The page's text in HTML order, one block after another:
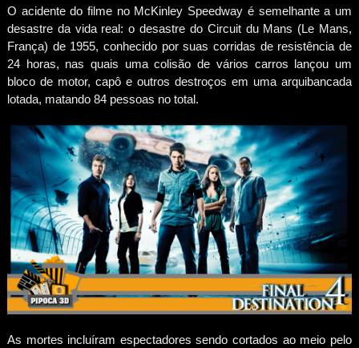
O acidente do filme no McKinley Speedway é semelhante a um
desastre da vida real: o desastre do Circuit du Mans (Le Mans,
França) de 1955, conhecido por suas corridas de resistência de
24 horas, nas quais uma colisão de vários carros lançou um
bloco de motor, capô e outros destroços em uma arquibancada
lotada, matando 84 pessoas no total.
As mortes incluíram espectadores sendo cortados ao meio pelo